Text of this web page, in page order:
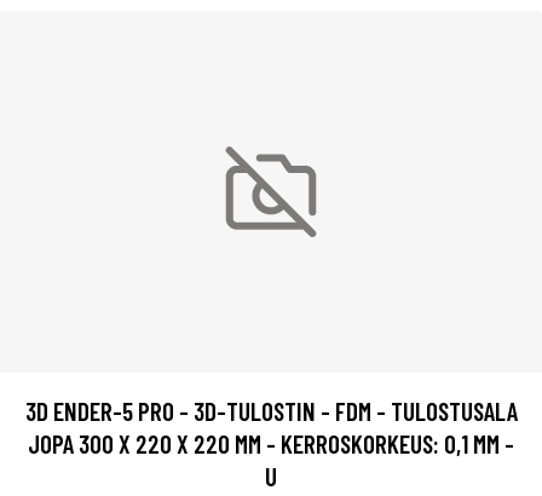
3D ENDER-5 PRO - 3D-TULOSTIN - FDM - TULOSTUSALA
JOPA 300 X 220 X 220 MM - KERROSKORKEUS: 0,1 MM -
U